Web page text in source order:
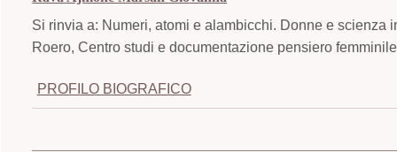
Si rinvia a: Numeri, atomi e alambicchi. Donne e scienza
Roero, Centro studi e documentazione pensiero
PROFILO BIOGRAFICO